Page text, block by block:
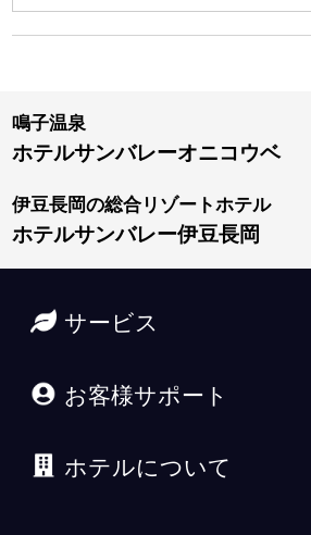
鳴子温泉
ホテルサンバレーオニコウベ
伊豆長岡の総合リゾートホテル
ホテルサンバレー伊豆長岡
サービス
お客様サポート
ホテルについて